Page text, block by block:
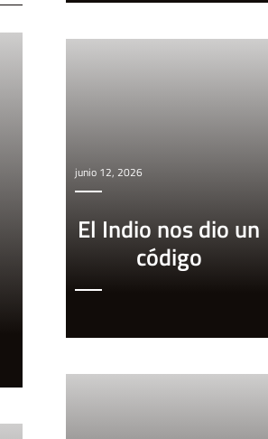
junio 12, 2026
El Indio nos dio un
código